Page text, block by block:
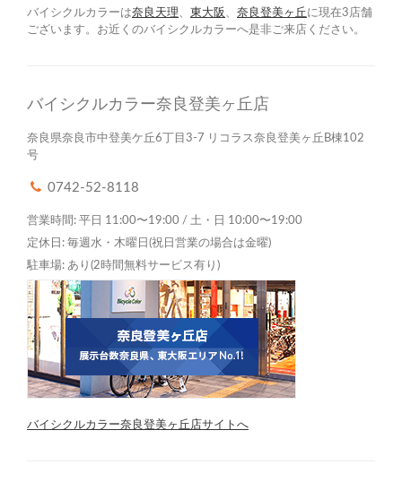
バイシクルカラーは奈良天理、 東大阪 、 奈良登美ヶ丘に現在3店舗
ございます。お近くのバイシクルカラーへ是非ご来店ください。
バイシクルカラー奈良登美ヶ丘店
奈良県奈良市中登美ケ丘6丁目3-7 リコラス奈良登美ヶ丘B棟102
号
0742-52-8118
営業時間: 平日 11:00〜19:00 / 土・日 10:00〜19:00
定休日: 毎週水・木曜日(祝日営業の場合は金曜)
駐車場: あり(2時間無料サービス有り)
バイシクルカラー奈良登美ヶ丘店サイトへ